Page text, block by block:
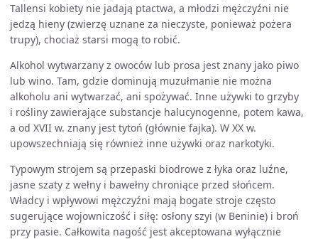
Tallensi kobiety nie jadają ptactwa, a młodzi mężczyźni nie
jedzą hieny (zwierzę uznane za nieczyste, ponieważ pożera
trupy), chociaż starsi mogą to robić.
Alkohol wytwarzany z owoców lub prosa jest znany jako piwo
lub wino. Tam, gdzie dominują muzułmanie nie można
alkoholu ani wytwarzać, ani spożywać. Inne używki to grzyby
i rośliny zawierające substancje halucynogenne, potem kawa,
a od XVII w. znany jest tytoń (głównie fajka). W XX w.
upowszechniają się również inne używki oraz narkotyki.
Typowym strojem są przepaski biodrowe z łyka oraz luźne,
jasne szaty z wełny i bawełny chroniące przed słońcem.
Władcy i wpływowi mężczyźni mają bogate stroje często
sugerujące wojowniczość i siłę: osłony szyi (w Beninie) i broń
przy pasie. Całkowita nagość jest akceptowana wyłącznie